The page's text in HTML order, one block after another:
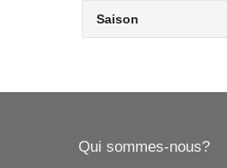
Saison
Qui sommes-nous?